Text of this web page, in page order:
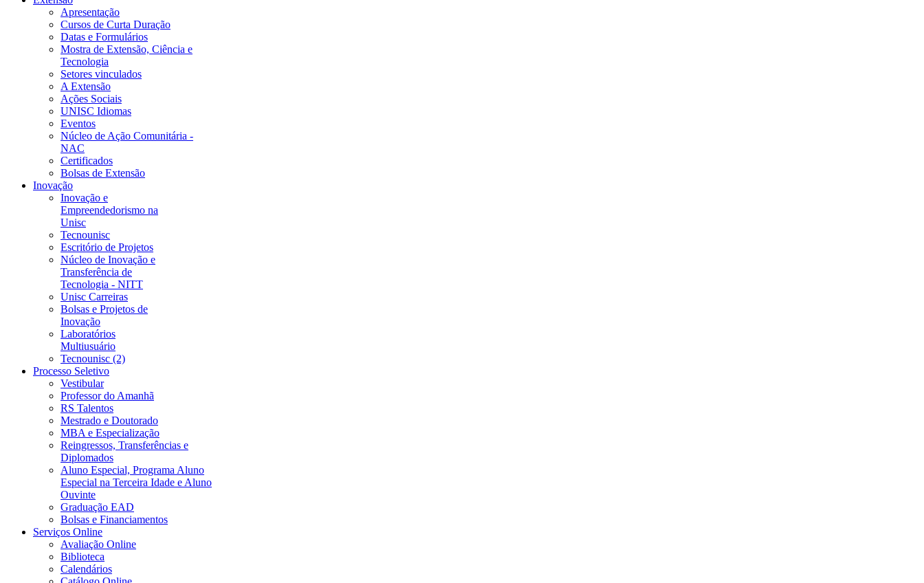
Apresentação
Cursos de Curta Duração
Datas e Formulários
Mostra de Extensão, Ciência e
Tecnologia
Setores vinculados
A Extensão
Ações Sociais
UNISC Idiomas
Eventos
Núcleo de Ação Comunitária -
NAC
Certificados
Bolsas de Extensão
Inovação
Inovação e
Empreendedorismo na
Unisc
Tecnounisc
Escritório de Projetos
Núcleo de Inovação e
Transferência de
Tecnologia - NITT
Unisc Carreiras
Bolsas e Projetos de
Inovação
Laboratórios
Multiusuário
Tecnounisc (2)
Processo Seletivo
Vestibular
Professor do Amanhã
RS Talentos
Mestrado e Doutorado
MBA e Especialização
Reingressos, Transferências e
Diplomados
Aluno Especial, Programa Aluno
Especial na Terceira Idade e Aluno
Ouvinte
Graduação EAD
Bolsas e Financiamentos
Serviços Online
Avaliação Online
Biblioteca
Calendários